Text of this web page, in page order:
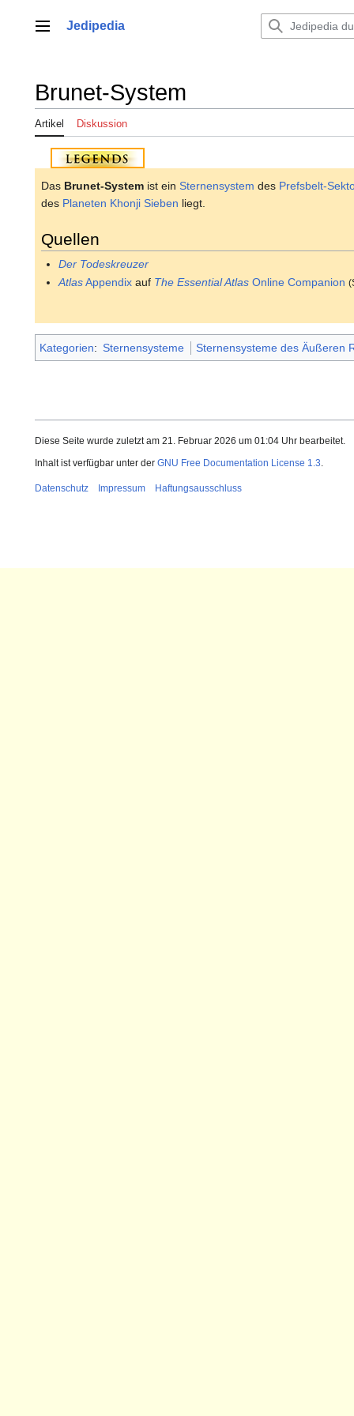
springenHauptmenü
Jedipedia
Brunet-System
Artikel Diskussion
Das Brunet-System ist ein Sternensystem des Prefsbelt-
des Planeten Khonji Sieben liegt.
Quellen
Der Todeskreuzer
AtlasAppendix auf The Essential Atlas Online Companion
Kategorien: Sternensysteme Sternensysteme des Äußeren
Diese Seite wurde zuletzt am 21. Februar 2026 um 01:04 Uhr bearbeitet.
Inhalt ist verfügbar unter der GNU Free Documentation License 1.3
Datenschutz Impressum Haftungsausschluss